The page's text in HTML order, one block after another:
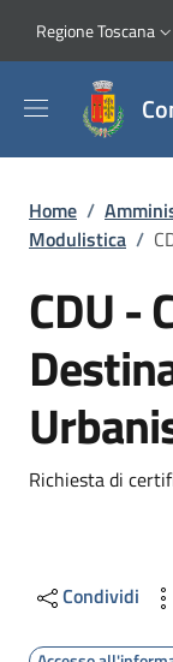
Slim top
Regione Toscana
Briciole
Home /
Modulistica /
CDU -
Dettagli
Richiesta di
Condividi